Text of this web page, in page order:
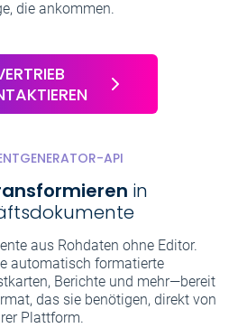
die ankommen.
API
in
aus Rohdaten ohne Editor.
automatisch formatierte
Berichte und mehr—bereit
das sie benötigen, direkt von
Plattform.